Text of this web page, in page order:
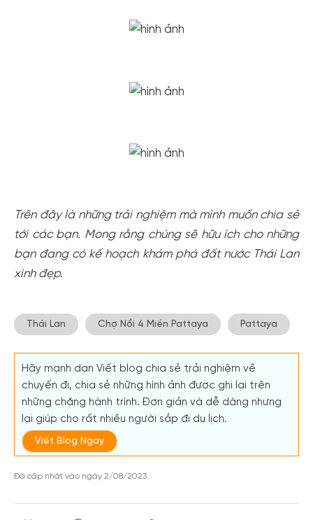
Trên đây là những trải nghiệm mà mình muốn chia sẻ
tới các bạn. Mong rằng chúng sẽ hữu ích cho những
bạn đang có kế hoạch khám phá đất nước Thái Lan
xinh đẹp.
Thái Lan Chợ Nổi 4 Miền Pattaya Pattaya
Hãy mạnh dạn Viết blog chia sẻ trải nghiệm về
chuyến đi, chia sẻ những hình ảnh được ghi lại trên
những chặng hành trình. Đơn giản và dễ dàng nhưng
lại giúp cho rất nhiều người sắp đi du lịch.
Viết Blog Ngay
Đã cập nhật vào ngày 2/08/2023